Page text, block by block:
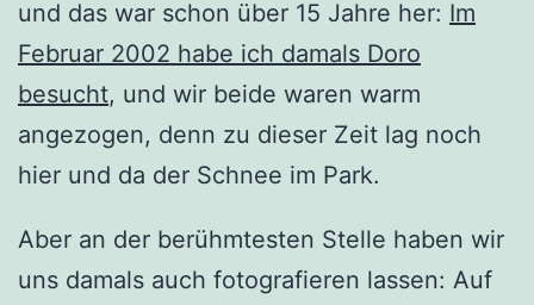
und das war schon über 15 Jahre her: Im
Februar 2002 habe ich damals Doro
besucht, und wir beide waren warm
angezogen, denn zu dieser Zeit lag noch
hier und da der Schnee im Park.
Aber an der berühmtesten Stelle haben wir
uns damals auch fotografieren lassen: Auf